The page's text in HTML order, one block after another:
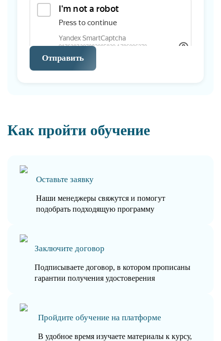
Отправить
Как пройти обучение
Оставьте заявку
Наши менеджеры свяжутся и помогут
подобрать подходящую программу
Заключите договор
Подписываете договор, в котором прописаны
гарантии получения удостоверения
Пройдите обучение на платформе
В удобное время изучаете материалы к курсу,